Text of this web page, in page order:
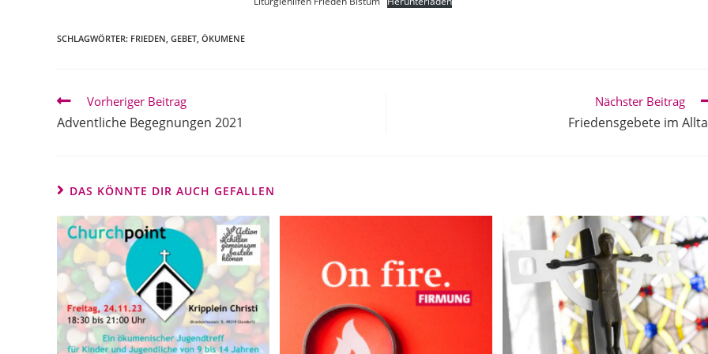
SCHLAGWÖRTER: FRIEDEN, GEBET, ÖKUMENE
Weitere
Artikel
ansehen
Vorheriger Beitrag
Adventliche Begegnungen 2021
Nächster Beitrag
Friedensgebete im
DAS KÖNNTE DIR AUCH GEFALLEN